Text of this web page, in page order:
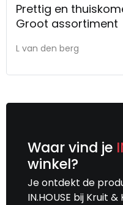
Prettig en
Groot assortiment
L van den berg
Waar vind je
winkel?
Je ontdekt de
IN.HOUSE bij Kruit